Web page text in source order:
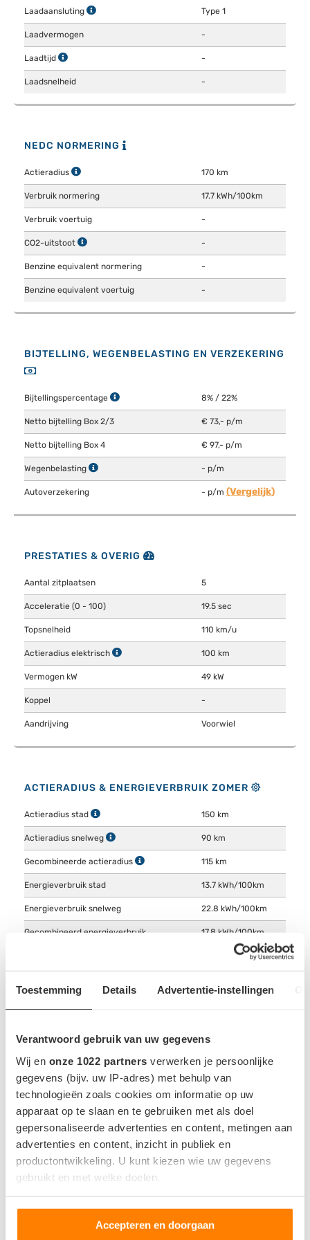
Toestemming Details Advertentie-instellingen
Verantwoord gebruik van uw gegevens
Wij en onze 1022 partners verwerken je persoonlijke
gegevens (bijv. uw IP-adres) met behulp van
technologieën zoals cookies om informatie op uw
apparaat op te slaan en te gebruiken met als doel
gepersonaliseerde advertenties en content, metingen aan
advertenties en content, inzicht in publiek en
productontwikkeling. U kunt kiezen wie uw gegevens
gebruikt en met welke doelen.
Als u het toestaat, willen we ook graag:
Informatie verzamelen over uw geografische locatie,
Accepteren en doorgaan
Laadaansluting Type 1
Laadvermogen -
Laadtijd -
Laadsnelheid -
NEDC NORMERING
Actieradius 170 km
Verbruik normering 17.7 kWh/100km
Verbruik voertuig -
CO2-uitstoot -
Benzine equivalent normering -
Benzine equivalent voertuig -
BIJTELLING, WEGENBELASTING EN VERZEKERING
Bijtellingspercentage 8% / 22%
Netto bijtelling Box 2/3 € 73,- p/m
Netto bijtelling Box 4 € 97,- p/m
Wegenbelasting - p/m
Autoverzekering - p/m (Vergelijk)
PRESTATIES & OVERIG
Aantal zitplaatsen 5
Acceleratie (0 - 100) 19.5 sec
Topsnelheid 110 km/u
Actieradius elektrisch 100 km
Vermogen kW 49 kW
Koppel -
Aandrijving Voorwiel
ACTIERADIUS & ENERGIEVERBRUIK ZOMER
Actieradius stad 150 km
Actieradius snelweg 90 km
Gecombineerde actieradius 115 km
Energieverbruik stad 13.7 kWh/100km
Energieverbruik snelweg 22.8 kWh/100km
Gecombineerd energieverbruik 17.8 kWh/100km
Indicatie op basis van 23°C zonder gebruik van AC.
ACCU EN OPLADEN
Accu capaciteit bruikbaar 20.5 kWh
Locatie snellaadpoort Linkerzijde - Achter
Snellaadaansluting CHAdeMO
Snellaadvermogen -
Snellaadsnelheid